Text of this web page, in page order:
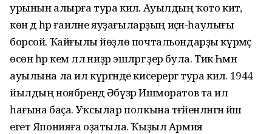
урынын алырға тура килә. Ауылдың ҡото китә,
көн дә һәр ғаиләне яуҙағыларҙың иҫән-һаулығы
борсой. Ҡайғылы йөҙлө почтальондарҙы күрмәҫ
өсөн һәр кем әллә ниҙәр эшләргә әҙер була. Тик Һәмән
ауылына ла ил күргәнде кисерергә тура килә. 1944
йылдың ноябрендә Әбүзәр Ишморатов та ил
һағына баҫа. Уҡсылар полкына тәғәйенләнгән йәш
егет Японияға оҙатыла. Ҡыҙыл Армия